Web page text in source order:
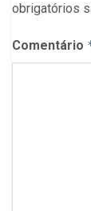
obrigatórios
Comentário